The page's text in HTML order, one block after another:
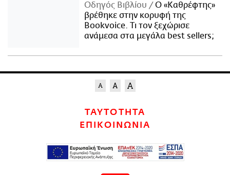
Οδηγός Βιβλίου
Ο «Καθρέφτης»
βρέθηκε στην κορυφή της
Bookvoice. Τι τον ξεχώρισε
ανάμεσα στα μεγάλα best sellers;
ΤΑΥΤΟΤΗΤΑ
ΕΠΙΚΟΙΝΩΝΙΑ